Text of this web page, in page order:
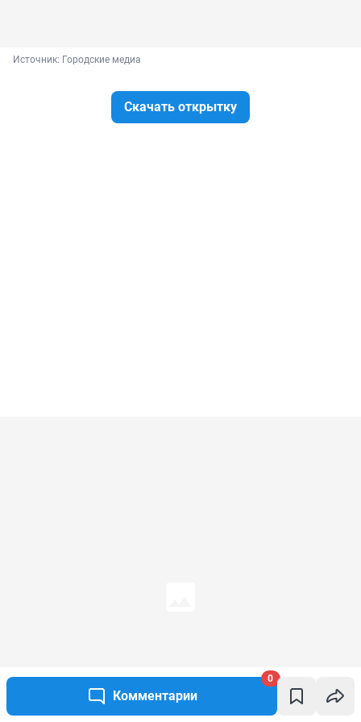
Комментарии
0
Источник: Городские медиа
Скачать открытку